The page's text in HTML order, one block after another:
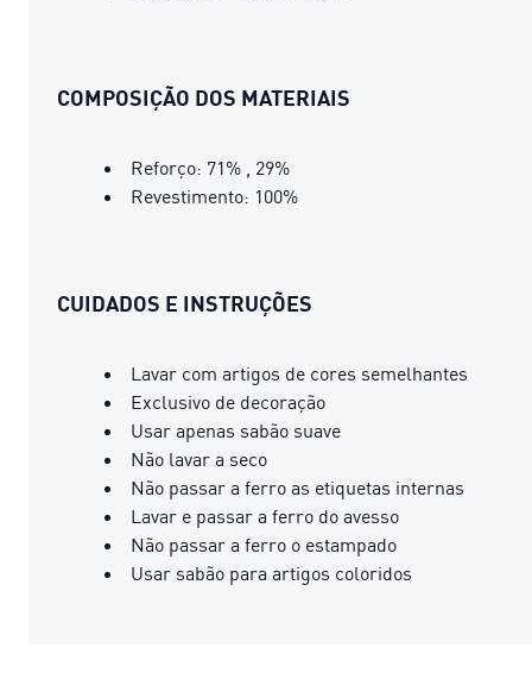
COMPOSIÇÃO DOS MATERIAIS
Reforço: 71% , 29%
Revestimento: 100%
CUIDADOS E INSTRUÇÕES
Lavar com artigos de cores semelhantes
Exclusivo de decoração
Usar apenas sabão suave
Não lavar a seco
Não passar a ferro as etiquetas internas
Lavar e passar a ferro do avesso
Não passar a ferro o estampado
Usar sabão para artigos coloridos